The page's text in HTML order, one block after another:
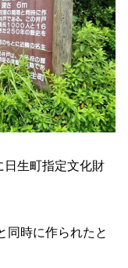
日生町指定文化財
同時に作られたと